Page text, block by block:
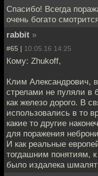
Спасибо! Всегда
очень богато
rabbit »
#65 | 10.05.16 14:25
Кому: Zhukoff,
Клим Александрович,
стрелами не пуляли в
как железо дорого. В
использовались в то
какие то другие
для поражения
И как реальные
тогдашним понятиям,
было издалека